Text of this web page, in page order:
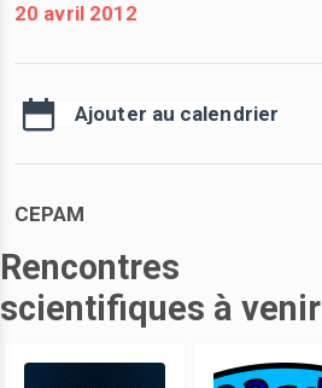
20 avril 2012
Ajouter au calendrier
CEPAM
Rencontres
scientifiques à venir